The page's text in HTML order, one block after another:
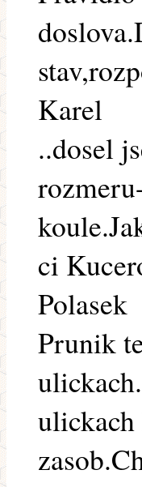
Karel
..dosel
ci
Polasek
Prunik
ulickach